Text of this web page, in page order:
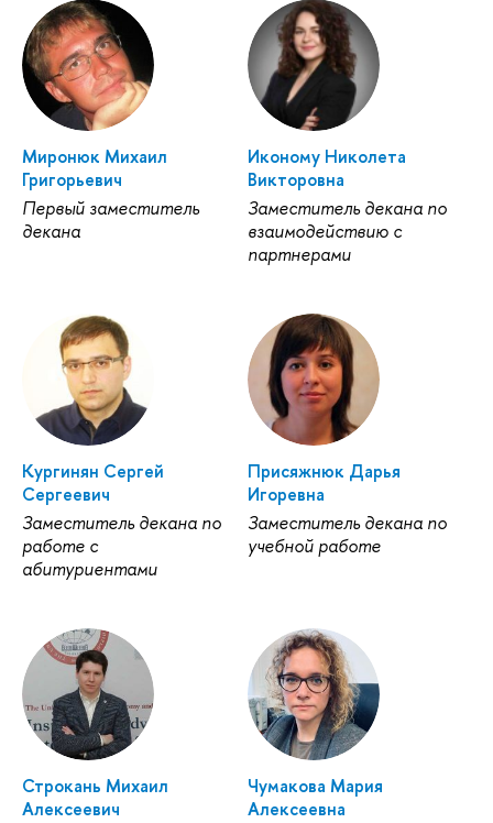
Миронюк Михаил
Григорьевич
Первый заместитель
декана
Иконому Николета
Викторовна
Заместитель декана по
взаимодействию с
партнерами
Кургинян Сергей
Сергеевич
Заместитель декана по
работе с
абитуриентами
Присяжнюк Дарья
Игоревна
Заместитель декана по
учебной работе
Строкань Михаил
Алексеевич
Чумакова Мария
Алексеевна